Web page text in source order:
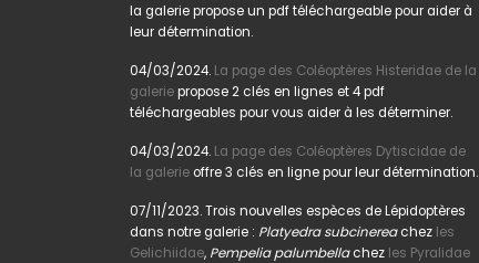
la galerie propose un pdf téléchargeable pour aider à
leur détermination.
04/03/2024. La page des Coléoptères Histeridae de la
galeriepropose 2 clés en lignes et 4 pdf
téléchargeables pour vous aider à les déterminer.
04/03/2024. La page des Coléoptères Dytiscidae de
la galerie offre 3 clés en ligne pour leur détermination.
07/11/2023. Trois nouvelles espèces de Lépidoptères
dans notre galerie : Platyedra subcinereachez les
Gelichiidae, Pempelia palumbellachez les Pyralidae